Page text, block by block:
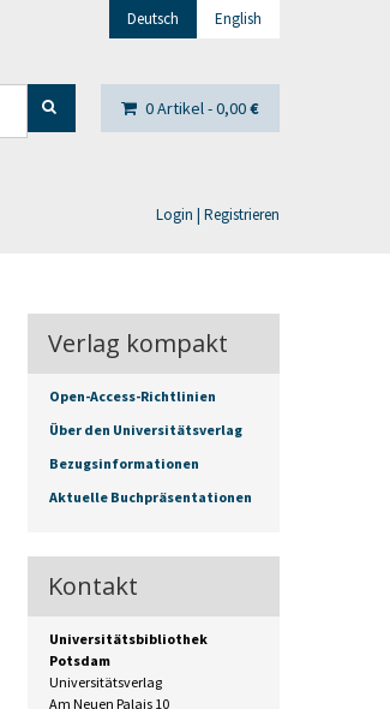
Deutsch English
0 Artikel -0,00€
Login | Registrieren
Verlag kompakt
Open-Access-Richtlinien
Über den Universitätsverlag
Bezugsinformationen
Aktuelle Buchpräsentationen
Kontakt
Universitätsbibliothek
Potsdam
Universitätsverlag
Am Neuen Palais 10